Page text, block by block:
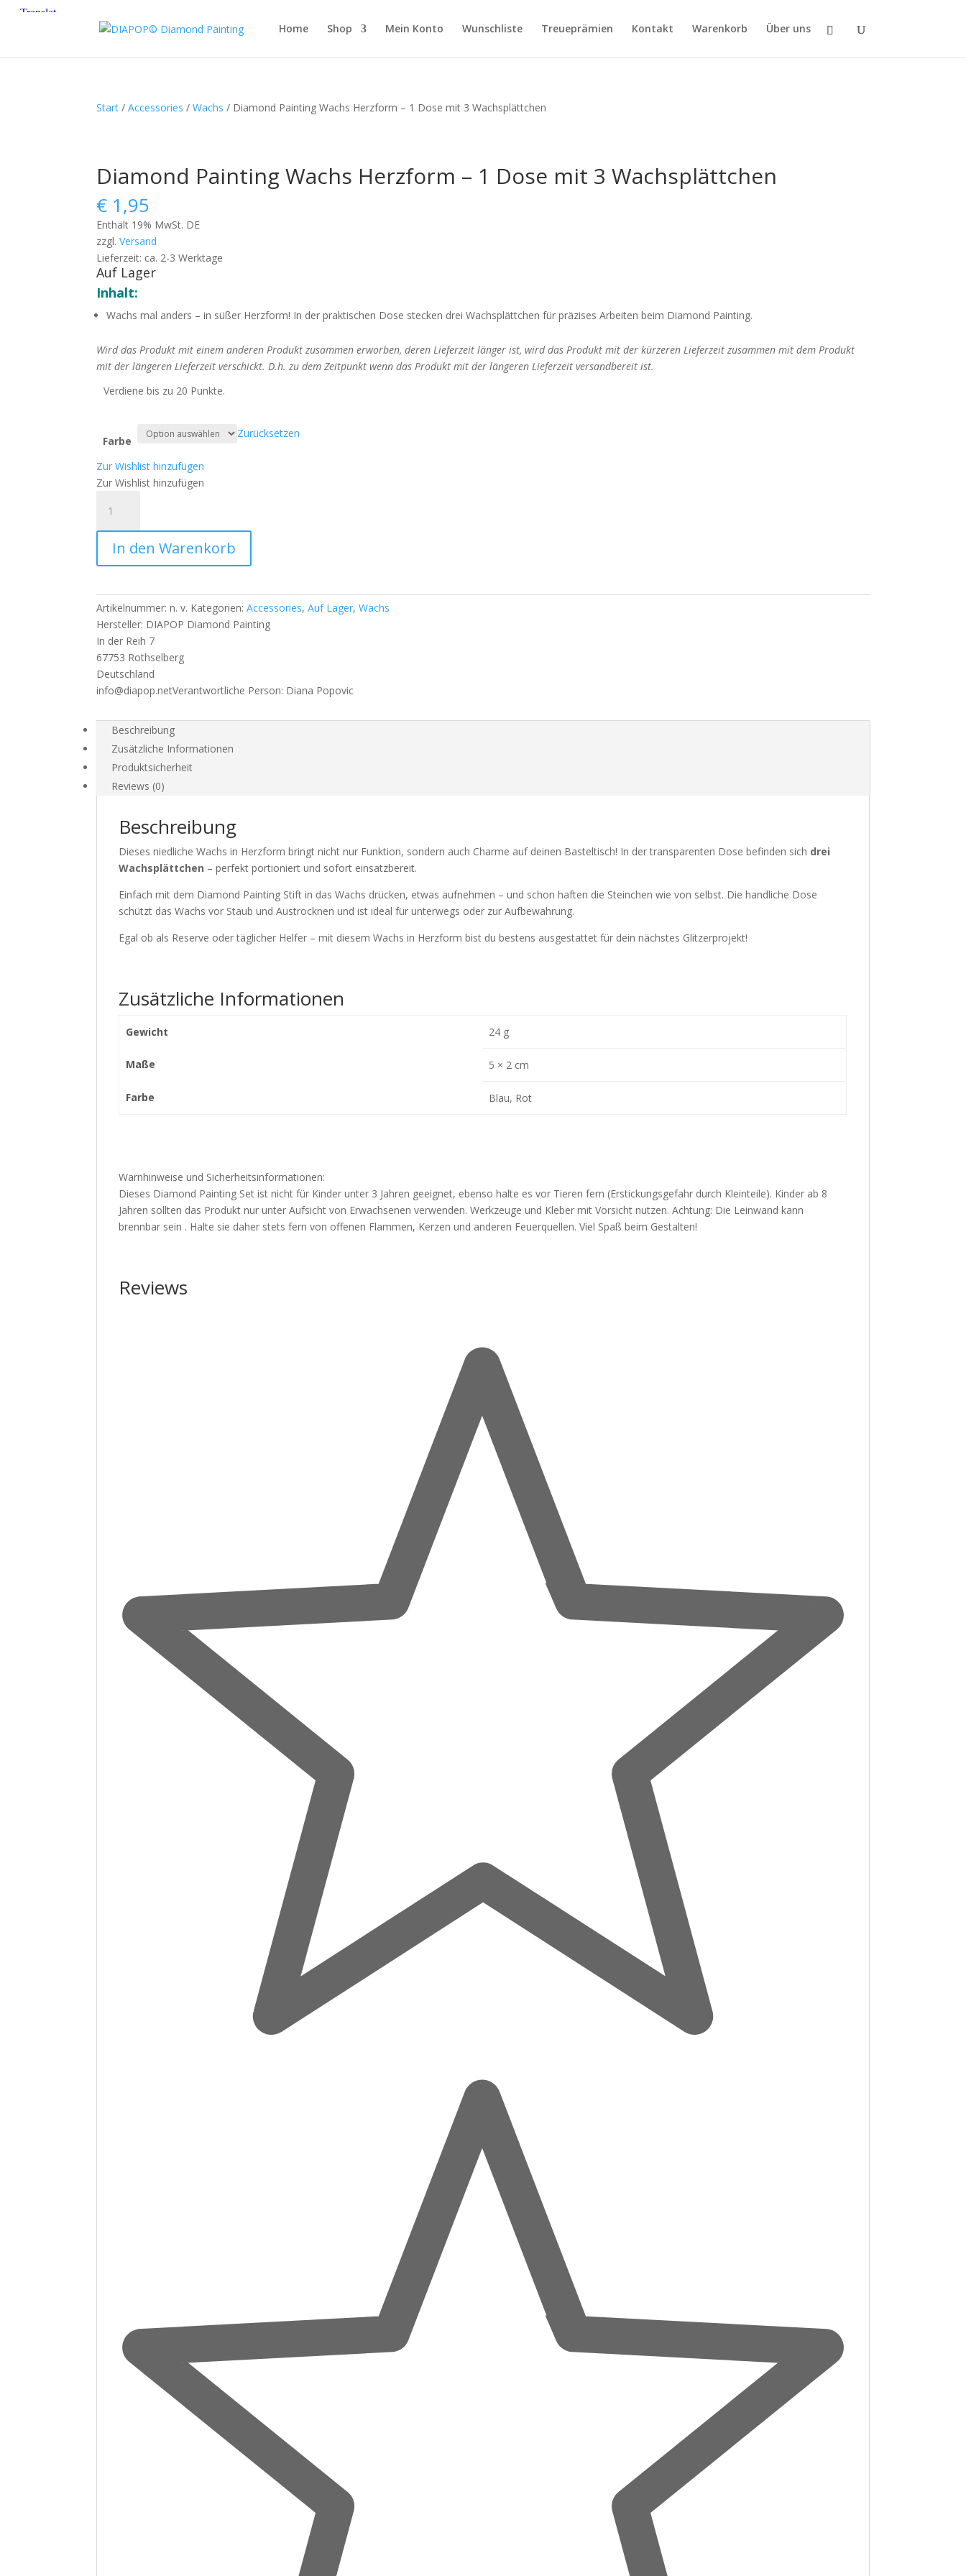
Home Shop Mein Konto Wunschliste Treueprämien Kontakt Warenkorb Über uns
Start /Accessories /Wachs / Diamond Painting Wachs Herzform – 1 Dose mit 3 Wachsplättchen
Diamond Painting Wachs Herzform – 1 Dose mit 3 Wachsplättchen
€ 1,95
Enthält 19% MwSt. DE
zzgl.Versand
Lieferzeit: ca. 2-3 Werktage
Auf Lager
Inhalt:
Wachs mal anders – in süßer Herzform! In der praktischen Dose stecken drei Wachsplättchen für präzises Arbeiten beim Diamond Painting.
Wird das Produkt mit einem anderen Produkt zusammen erworben, deren Lieferzeit länger ist, wird das Produkt mit der kürzeren Lieferzeit zusammen mit dem Produkt
mit der längeren Lieferzeit verschickt. D.h. zu dem Zeitpunkt wenn das Produkt mit der längeren Lieferzeit versandbereit ist.
Verdiene bis zu 20 Punkte.
Farbe
Zurücksetzen
Zur Wishlist hinzufügen
Zur Wishlist hinzufügen
Painting
Wachs
Herzform
–
Dose
mit
3
Wachsplättchen
Menge
In den Warenkorb
Artikelnummer:n. v. Kategorien:Accessories,Auf Lager,Wachs
Hersteller: DIAPOP Diamond Painting
In der Reih 7
67753 Rothselberg
Deutschland
info@diapop.netVerantwortliche Person: Diana Popovic
Beschreibung
Zusätzliche Informationen
Produktsicherheit
Reviews (0)
Beschreibung
Dieses niedliche Wachs in Herzform bringt nicht nur Funktion, sondern auch Charme auf deinen Basteltisch! In der transparenten Dose befinden sich drei
Wachsplättchen – perfekt portioniert und sofort einsatzbereit.
Einfach mit dem Diamond Painting Stift in das Wachs drücken, etwas aufnehmen – und schon haften die Steinchen wie von selbst. Die handliche Dose
schützt das Wachs vor Staub und Austrocknen und ist ideal für unterwegs oder zur Aufbewahrung.
Egal ob als Reserve oder täglicher Helfer – mit diesem Wachs in Herzform bist du bestens ausgestattet für dein nächstes Glitzerprojekt!
Zusätzliche Informationen
Gewicht 24 g
Maße 5 × 2 cm
Farbe Blau, Rot
Warnhinweise und Sicherheitsinformationen:
Dieses Diamond Painting Set ist nicht für Kinder unter 3 Jahren geeignet, ebenso halte es vor Tieren fern (Erstickungsgefahr durch Kleinteile). Kinder ab 8
Jahren sollten das Produkt nur unter Aufsicht von Erwachsenen verwenden. Werkzeuge und Kleber mit Vorsicht nutzen. Achtung: Die Leinwand kann
brennbar sein . Halte sie daher stets fern von offenen Flammen, Kerzen und anderen Feuerquellen. Viel Spaß beim Gestalten!
Reviews